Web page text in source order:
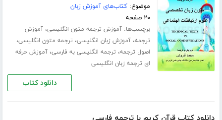
موضوع:کتاب‌های آموزش زبان
۲۰ صفحه
برچسب‌ها:آموزش ترجمه متون انگلیسی،آموزش
ترجمه،آموزش زبان انگلیسی، ترجمه متون انگلیسی،
اصول ترجمه، ترجمه انگلیسی به فارسی،آموزش حرفه
ای ترجمه زبان انگلیسی
دانلود کتاب